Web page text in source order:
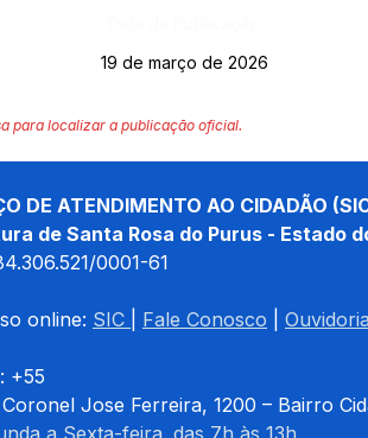
19 de março de 2026
para localizar a publicação oficial.
DE ATENDIMENTO AO CIDADÃO
de Santa Rosa do Purus - Estado
0001-61
online: SIC Fale Conosco Ouvidoria
+55
Jose Ferreira, 1200 – Bairro
a Sexta-feira. das 7h às 13h